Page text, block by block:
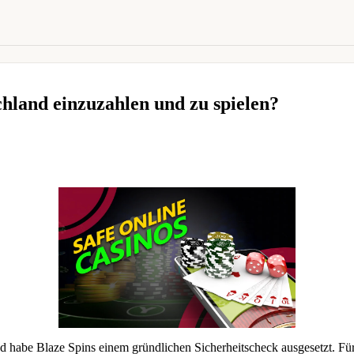
einzuzahlen und zu spielen?
Blaze Spins einem gründlichen Sicherheitscheck ausgesetzt.